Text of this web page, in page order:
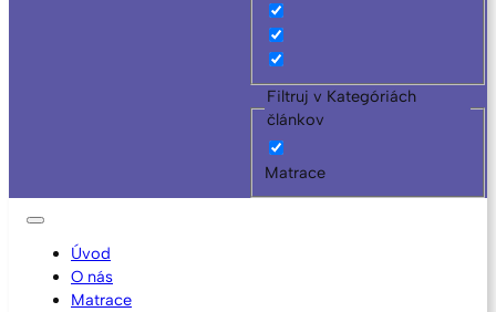
Filtruj v Kategóriách
článkov
Matrace
Úvod
O nás
Matrace